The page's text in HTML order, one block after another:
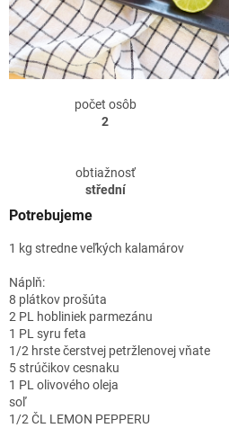
počet osôb
2
obtiažnosť
střední
Potrebujeme
1 kg stredne veľkých kalamárov
Náplň:
8 plátkov prošúta
2 PL hobliniek parmezánu
1 PL syru feta
1/2 hrste čerstvej petržlenovej vňate
5 strúčikov cesnaku
1 PL olivového oleja
soľ
1/2 ČL LEMON PEPPERU